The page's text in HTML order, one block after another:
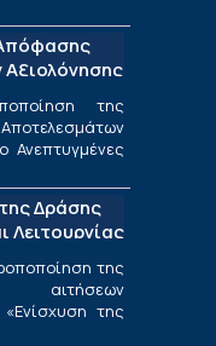
Δράσης
της
Ανεπτυγμένες
Δράσης
Λειτουργίας
της
αιτήσεων
της